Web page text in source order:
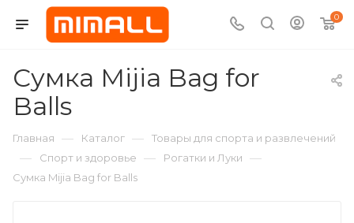
0
Сумка Mijia Bag for
Balls
Главная — Каталог — Товары для спорта и развлечений
— Спорт и здоровье — Рогатки и Луки —
Сумка Mijia Bag for Balls